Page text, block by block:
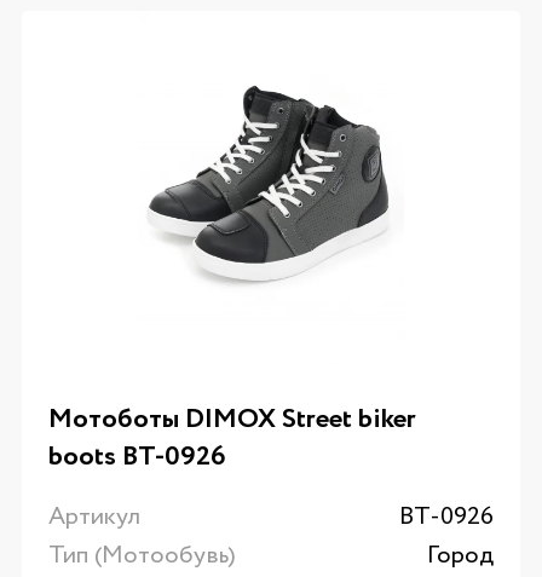
Мотоботы DIMOX Street biker
boots ВТ-0926
Артикул
ВТ-0926
Тип (Мотообувь)
Город